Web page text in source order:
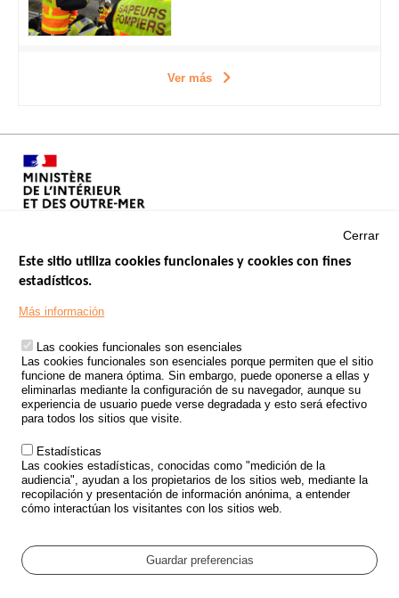
Ver más
Footer
TRATAMIENTO DE DATOS PERSONALES PROCEDENTES DE
ACCIDENTES DE TRÁFICO
ESTUDIOS
CONVOCATORIA DE PROYECTOS DE ESTUDIOS
POLÍTICA DE SEGURIDAD VIAL
Outils
EVENTOS
GLOSARIO
Cookie settings
Cerrar
Este sitio utiliza cookies funcionales y cookies con fines
estadísticos.
Más información
Las cookies funcionales son esenciales
Las cookies funcionales son esenciales porque permiten que el sitio
funcione de manera óptima. Sin embargo, puede oponerse a ellas y
eliminarlas mediante la configuración de su navegador, aunque su
experiencia de usuario puede verse degradada y esto será efectivo
para todos los sitios que visite.
Estadísticas
Las cookies estadísticas, conocidas como "medición de la
audiencia", ayudan a los propietarios de los sitios web, mediante la
recopilación y presentación de información anónima, a entender
cómo interactúan los visitantes con los sitios web.
Guardar preferencias